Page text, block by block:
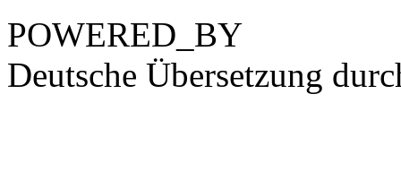
POWERED_BY
Deutsche Übersetzung